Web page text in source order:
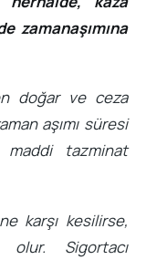
zamanaşımına
doğar ve ceza
aşımı süresi
tazminat
karşı kesilirse,
olur. Sigortacı